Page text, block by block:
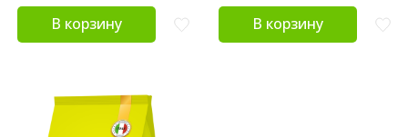
В корзину В корзину